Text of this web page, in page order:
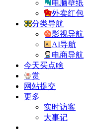
电脑壁纸
外卖红包
分类导航
影视导航
AI导航
电商导航
今天买点啥
赏
网站提交
更多
实时访客
大事记